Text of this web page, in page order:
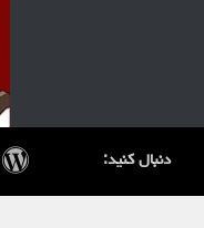
دنبال کنید: